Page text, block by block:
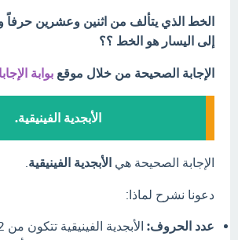
الخط الذي يتألف من اثنين وعشرين حرفاً
إلى اليسار هو الخط ؟؟
الإجابة الصحيحة من خلال موقع بوابة
الأبجدية الفينيقية.
الإجابة الصحيحة هي الأبجدية الفينيقية
دعونا نشرح لماذا:
عدد الحروف: